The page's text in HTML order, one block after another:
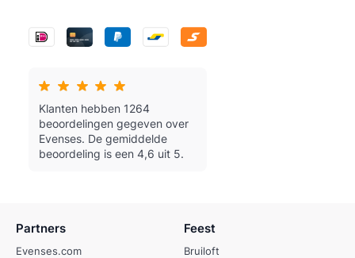
Klanten hebben 1264
beoordelingen gegeven over
Evenses. De gemiddelde
beoordeling is een 4,6 uit 5.
Partners
Evenses.com
Feest
Bruiloft